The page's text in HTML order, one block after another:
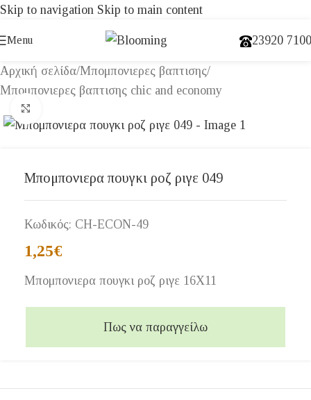
Skip to navigation Skip to main content
Menu 23920
Αρχική σελίδα/Μπομπονιερες βαπτισης/
Μπομπονιερες βαπτισης chic and economy
Μπομπονιερα πουγκι ροζ ριγε 049
Κωδικός: CH-ECON-49
1,25€
Μπομπονιερα πουγκι ροζ ριγε 16Χ11
Πως να παραγγείλω